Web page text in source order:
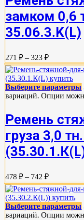
замком 0,6
35.06.3.K(L)
271 ₽ – 323 ₽
Выберите параметры
вариаций. Опции
Ремень
груза 3,0
478 ₽ – 742 ₽
Выберите параметры
вариаций. Опции